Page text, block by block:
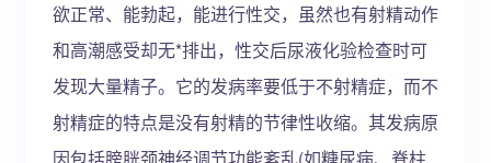
欲正常、能勃起，能进行性交，虽然也有射精动作
和高潮感受却无*排出，性交后尿液化验检查时可
发现大量精子。它的发病率要低于不射精症，而不
射精症的特点是没有射精的节律性收缩。其发病原